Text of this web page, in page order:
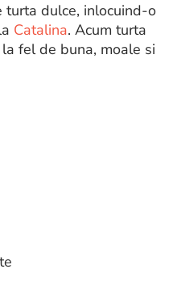
turta dulce, inlocuind-o
Catalina. Acum turta
fel de buna, moale si